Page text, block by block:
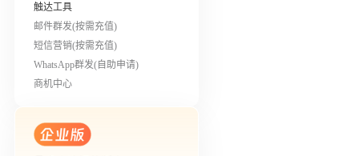
触达工具
邮件群发(按需充值)
短信营销(按需充值)
WhatsApp群发(自助申请)
商机中心